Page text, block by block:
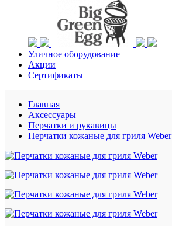
Уличное оборудование
Акции
Сертификаты
Главная
Аксессуары
Перчатки и рукавицы
Перчатки кожаные для гриля Weber